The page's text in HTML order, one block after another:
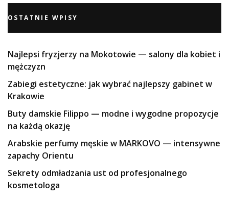
OSTATNIE WPISY
Najlepsi fryzjerzy na Mokotowie — salony dla kobiet i
mężczyzn
Zabiegi estetyczne: jak wybrać najlepszy gabinet w
Krakowie
Buty damskie Filippo — modne i wygodne propozycje
na każdą okazję
Arabskie perfumy męskie w MARKOVO — intensywne
zapachy Orientu
Sekrety odmładzania ust od profesjonalnego
kosmetologa